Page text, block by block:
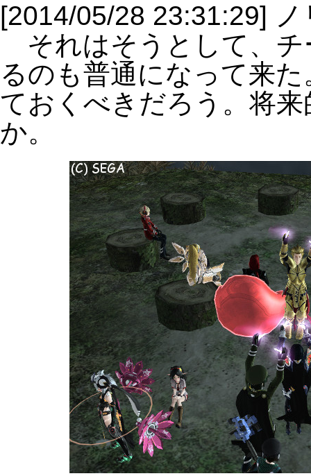
[2014/05/28 23:31:29]
それはそうとして、チ
るのも普通になって来
ておくべきだろう。将
か。